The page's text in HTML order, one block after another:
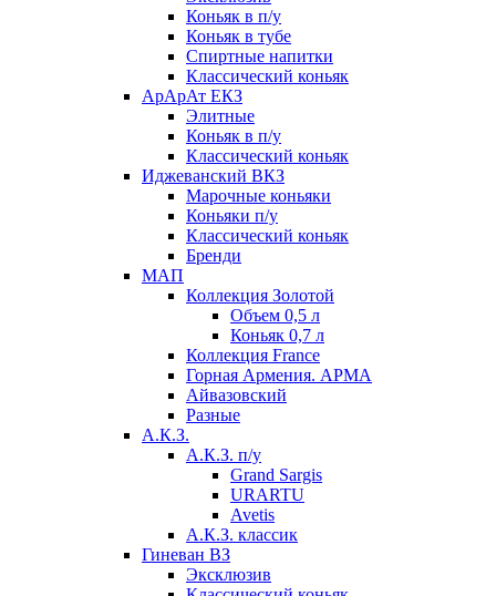
Коньяк в п/у
Коньяк в тубе
Спиртные напитки
Классический коньяк
АрАрАт ЕКЗ
Элитные
Коньяк в п/у
Классический коньяк
Иджеванский ВКЗ
Марочные коньяки
Коньяки п/у
Классический коньяк
Бренди
МАП
Коллекция Золотой
Объем 0,5 л
Коньяк 0,7 л
Коллекция France
Горная Армения. АРМА
Айвазовский
Разные
А.К.З.
А.К.З. п/у
Grand Sargis
URARTU
Avetis
А.К.З. классик
Гиневан ВЗ
Эксклюзив